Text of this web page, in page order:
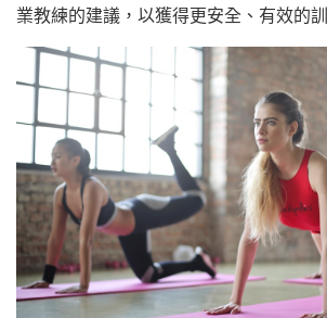
業教練的建議，以獲得更安全、有效的